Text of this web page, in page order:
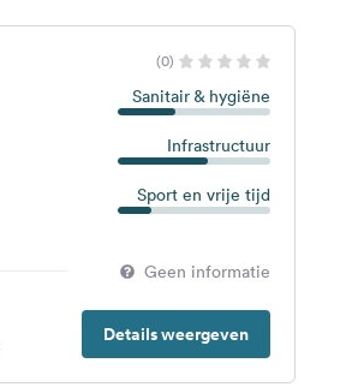
(0)
Sanitair & hygiëne
Infrastructuur
Sport en vrije tijd
Geen informatie
Details weergeven